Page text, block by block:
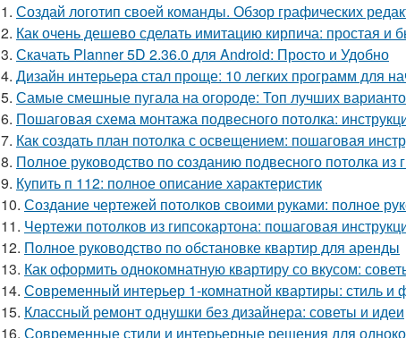
1. Создай логотип своей команды. Обзор графических
2. Как очень дешево сделать имитацию кирпича: простая и
3. Скачать Planner 5D 2.36.0 для Android: Просто и Удобно
4. Дизайн интерьера стал проще: 10 легких программ для
5. Самые смешные пугала на огороде: Топ лучших
6. Пошаговая схема монтажа подвесного потолка:
7. Как создать план потолка с освещением: пошаговая
8. Полное руководство по созданию подвесного потолка из
9. Купить п 112: полное описание характеристик
10. Создание чертежей потолков своими руками: полное
11. Чертежи потолков из гипсокартона: пошаговая
12. Полное руководство по обстановке квартир для аренды
13. Как оформить однокомнатную квартиру со вкусом:
14. Современный интерьер 1-комнатной квартиры: стиль и
15. Классный ремонт однушки без дизайнера: советы и идеи
16. Современные стили и интерьерные решения для